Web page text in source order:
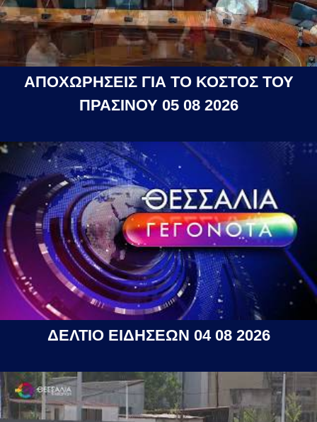
ΑΠΟΧΩΡΗΣΕΙΣ ΓΙΑ ΤΟ ΚΟΣΤΟΣ ΤΟΥ
ΠΡΑΣΙΝΟΥ 05 08 2026
ΔΕΛΤΙΟ ΕΙΔΗΣΕΩΝ 04 08 2026